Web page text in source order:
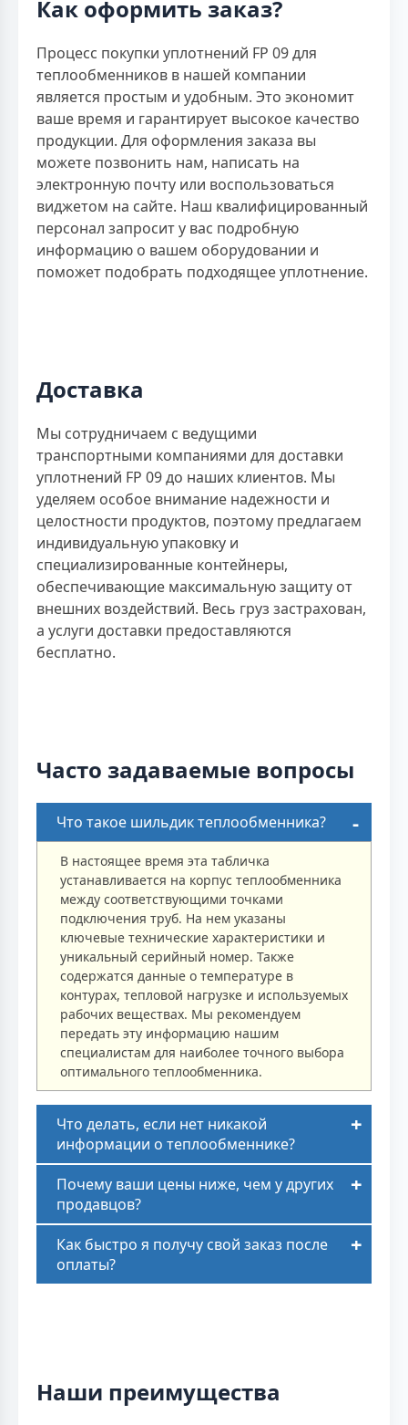
Как оформить заказ?
Процесс покупки уплотнений FP 09 для
теплообменников в нашей компании
является простым и удобным. Это экономит
ваше время и гарантирует высокое качество
продукции. Для оформления заказа вы
можете позвонить нам, написать на
электронную почту или воспользоваться
виджетом на сайте. Наш квалифицированный
персонал запросит у вас подробную
информацию о вашем оборудовании и
поможет подобрать подходящее уплотнение.
Доставка
Мы сотрудничаем с ведущими
транспортными компаниями для доставки
уплотнений FP 09 до наших клиентов. Мы
уделяем особое внимание надежности и
целостности продуктов, поэтому предлагаем
индивидуальную упаковку и
специализированные контейнеры,
обеспечивающие максимальную защиту от
внешних воздействий. Весь груз застрахован,
а услуги доставки предоставляются
бесплатно.
Часто задаваемые вопросы
Что такое шильдик теплообменника?
В настоящее время эта табличка
устанавливается на корпус теплообменника
между соответствующими точками
подключения труб. На нем указаны
ключевые технические характеристики и
уникальный серийный номер. Также
содержатся данные о температуре в
контурах, тепловой нагрузке и используемых
рабочих веществах. Мы рекомендуем
передать эту информацию нашим
специалистам для наиболее точного выбора
оптимального теплообменника.
Что делать, если нет никакой
информации о теплообменнике?
Почему ваши цены ниже, чем у других
продавцов?
Как быстро я получу свой заказ после
оплаты?
Наши преимущества